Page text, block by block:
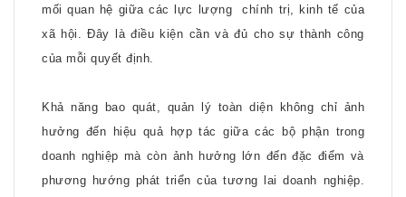
mối quan hệ giữa các lực lượng
chính trị, kinh tế của
xã hội. Đây là điều kiện cần và đủ cho sự thành công
của mỗi quyết định.
Khả năng bao quát, quản lý toàn diện không chỉ ảnh
hưởng đến hiệu quả hợp tác giữa các bộ phận trong
doanh nghiệp mà còn ảnh hưởng lớn đến đặc điểm và
phương hướng phát triển của tương lai doanh nghiệp.